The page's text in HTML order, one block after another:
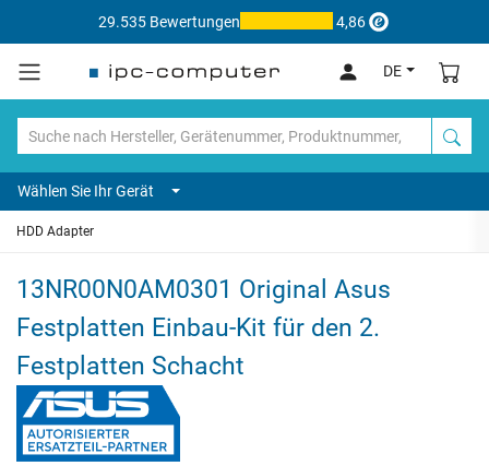
29.535 Bewertungen 4,86
DE
Wählen Sie Ihr Gerät
HDD Adapter
13NR00N0AM0301 Original Asus
Festplatten Einbau-Kit für den 2.
Festplatten Schacht